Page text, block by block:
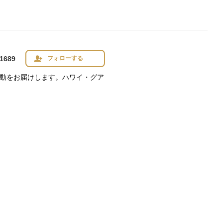
1689 フォローする
をお届けします。ハワイ・グア